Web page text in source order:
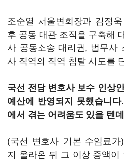
조순열 서울변회장과 김정
후 공동 대관 조직을 구축해
사 공동소송 대리권, 법무사
사 직역의 직역 침탈 시도를
국선 전담 변호사 보수 인상
예산에 반영되지 못했습니
에서 겪는 어려움도 있을 텐
(국선 변호사 기본 수임료
지 올라온 뒤 그 이상 증액이